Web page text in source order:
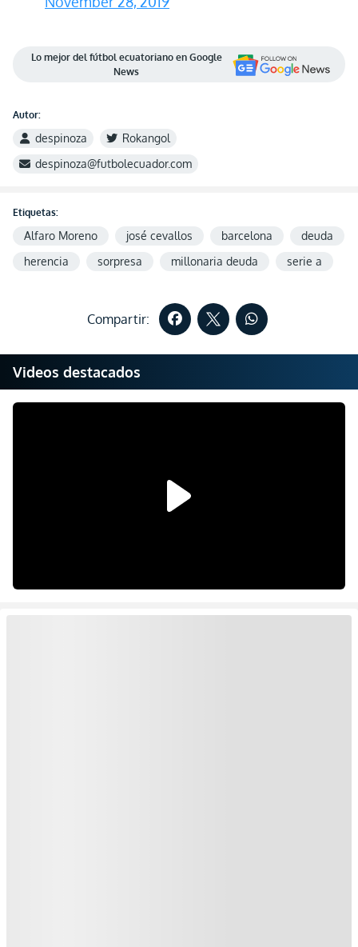
Lo mejor del fútbol ecuatoriano en Google
News
Autor:
despinoza
Rokangol
despinoza@futbolecuador.com
Etiquetas:
Alfaro Moreno josé cevallos barcelona
deuda
herencia
sorpresa millonaria deuda serie a
Compartir:
Videos destacados